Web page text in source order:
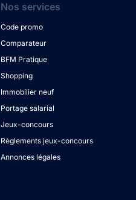
Nos services
Code promo
Comparateur
BFM Pratique
Shopping
Immobilier neuf
Portage salarial
Jeux-concours
Règlements jeux-concours
Annonces légales